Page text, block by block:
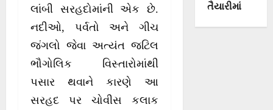
લાંબી સરહદોમાંની એક છે.
નદીઓ, પર્વતો અને ગીચ
જંગલો જેવા અત્યંત જટિલ
ભૌગોલિક વિસ્તારોમાંથી
પસાર થવાને કારણે આ
સરહદ પર ચોવીસ કલાક
તૈયારીમાં